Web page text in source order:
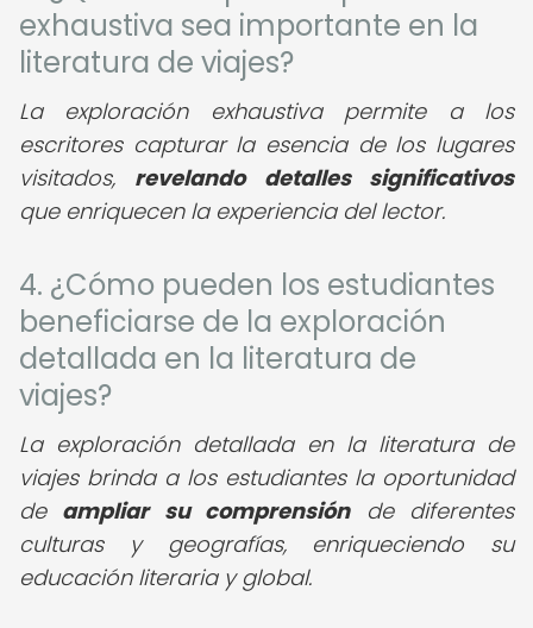
exhaustiva sea importante en la
literatura de viajes?
La exploración exhaustiva permite a los
escritores capturar la esencia de los lugares
visitados, revelando detalles significativos
que enriquecen la experiencia del lector.
4. ¿Cómo pueden los estudiantes
beneficiarse de la exploración
detallada en la literatura de
viajes?
La exploración detallada en la literatura de
viajes brinda a los estudiantes la oportunidad
de ampliar su comprensiónde diferentes
culturas y geografías, enriqueciendo su
educación literaria y global.